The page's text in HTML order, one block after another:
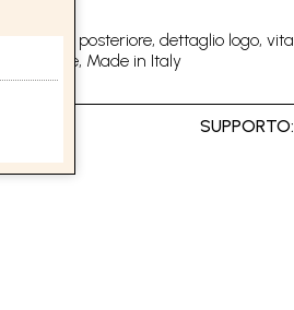
Tasca posteriore, dettaglio logo, vita
coulisse, Made in Italy
SUPPORTO: